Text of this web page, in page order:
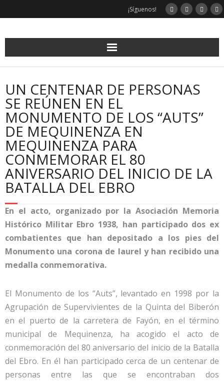
¡Síguenos!
UN CENTENAR DE PERSONAS
SE REÚNEN EN EL
MONUMENTO DE LOS “AUTS”
DE MEQUINENZA EN
MEQUINENZA PARA
CONMEMORAR EL 80
ANIVERSARIO DEL INICIO DE LA
BATALLA DEL EBRO
En el acto, organizado por la Asociación Memoria
Histórico Militar Ebro 1938, han participado dos ex
combatientes que han depositado a los pies del
Monumento una corona de laurel y han recibido una
medalla conmemorativa.
El Monumento de los “Auts”, levantado en 1998 por la
Agrupación de Supervivientes de la Quinta del Biberón
en el puerto de la carretera de Fayón, en el término
municipal de Mequinenza, ha acogido el acto de
conmemoración del 80 aniversario del inicio de la Batalla
del Ebro. En él han participado cerca de un centenar de
personas entre las que se encontraban dos